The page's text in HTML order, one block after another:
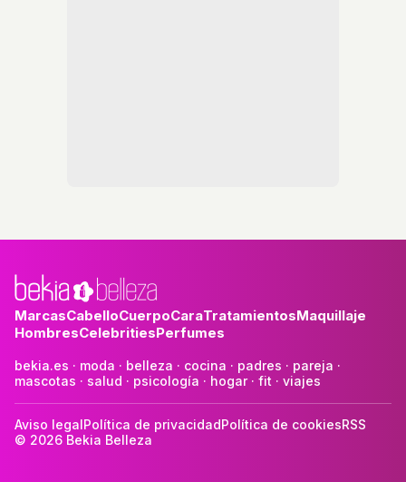
MarcasCabelloCuerpoCaraTratamientosMaquillaje
HombresCelebritiesPerfumes
bekia.es · moda · belleza · cocina · padres · pareja ·
mascotas · salud · psicología · hogar· fit · viajes
Aviso legalPolítica de privacidadPolítica de cookiesRSS
© 2026 Bekia Belleza